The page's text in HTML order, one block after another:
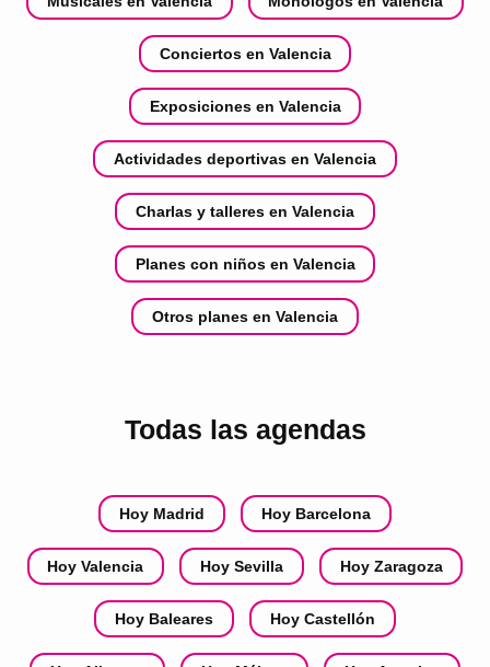
Conciertos en Valencia
Exposiciones en Valencia
Actividades deportivas en Valencia
Charlas y talleres en Valencia
Planes con niños en Valencia
Otros planes en Valencia
Todas las agendas
Hoy Madrid Hoy Barcelona
Hoy Valencia Hoy Sevilla Hoy Zaragoza
Hoy Baleares Hoy Castellón